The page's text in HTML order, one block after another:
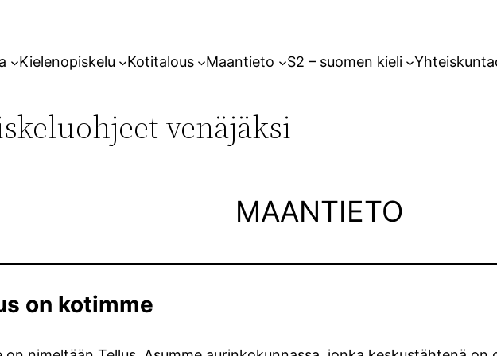
Kielenopiskelu Kotitalous Maantieto S2 – suomen kieli
venäjäksi
MAANTIETO
on kotimme